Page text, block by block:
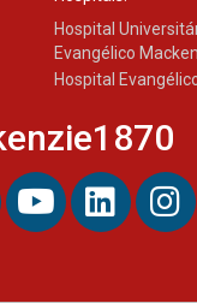
Hospital
Evangélico
Hospital